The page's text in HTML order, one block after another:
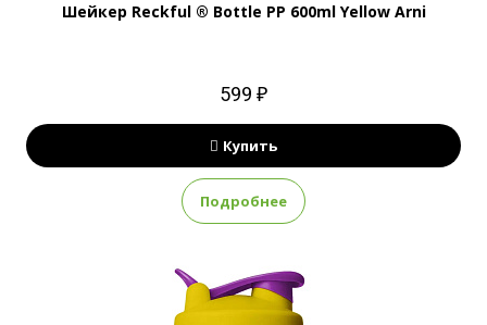
Шейкер Reckful ® Bottle PP 600ml Yellow Arni
599 ₽
Купить
Подробнее